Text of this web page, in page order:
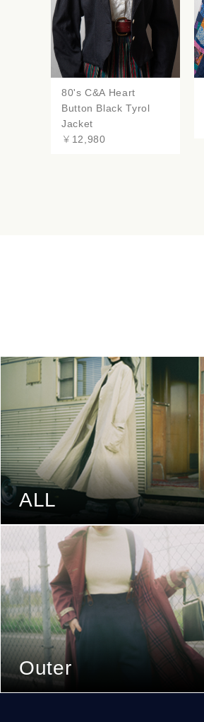
80's C&A Heart
Button Black Tyrol
Jacket
￥12,980
ALL
Outer